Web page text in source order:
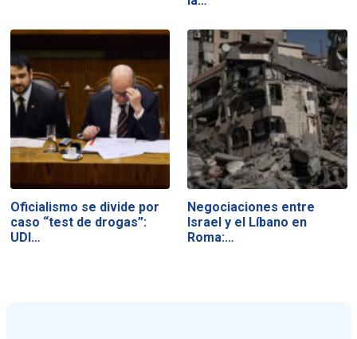
Oficialismo se divide por
caso “test de drogas”:
UDI…
Negociaciones entre
Israel y el Líbano en
Roma:…